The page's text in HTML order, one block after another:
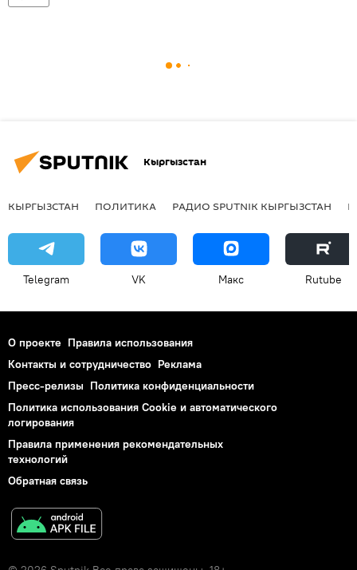
Кыргызстан
КЫРГЫЗСТАН ПОЛИТИКА РАДИО SPUTNIK КЫРГЫЗСТАН
Telegram VK Макс Rutube
О проекте Правила использования
Контакты и сотрудничество Реклама
Пресс-релизы Политика конфиденциальности
Политика использования Cookie и автоматического
логирования
Правила применения рекомендательных
технологий
Обратная связь